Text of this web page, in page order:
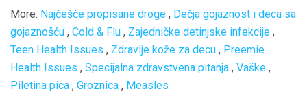
More: Najčešće propisane droge , Dečja gojaznost i deca sa
gojaznošću , Cold & Flu , Zajedničke detinjske infekcije ,
Teen Health Issues , Zdravlje kože za decu , Preemie
Health Issues , Specijalna zdravstvena pitanja , Vaške ,
Piletina pica , Groznica , Measles